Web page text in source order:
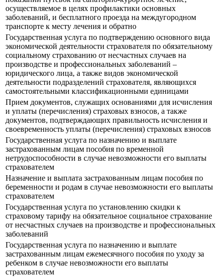
осуществляемое в целях профилактики основных
заболеваний, и бесплатного проезда на междугородном
транспорте к месту лечения и обратно
Государственная услуга по подтверждению основного вида
экономической деятельности страхователя по обязательному
социальному страхованию от несчастных случаев на
производстве и профессиональных заболеваний –
юридического лица, а также видов экономической
деятельности подразделений страхователя, являющихся
самостоятельными классификационными единицами
Прием документов, служащих основаниями для исчисления
и уплаты (перечисления) страховых взносов, а также
документов, подтверждающих правильность исчисления и
своевременность уплаты (перечисления) страховых взносов
Государственная услуга по назначению и выплате
застрахованным лицам пособия по временной
нетрудоспособности в случае невозможности его выплаты
страхователем
Назначение и выплата застрахованным лицам пособия по
беременности и родам в случае невозможности его выплаты
страхователем
Государственная услуга по установлению скидки к
страховому тарифу на обязательное социальное страхование
от несчастных случаев на производстве и профессиональных
заболеваний
Государственная услуга по назначению и выплате
застрахованным лицам ежемесячного пособия по уходу за
ребенком в случае невозможности его выплаты
страхователем